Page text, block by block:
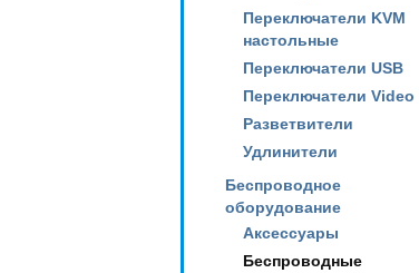
Переключатели KVM
настольные
Переключатели USB
Переключатели Video
Разветвители
Удлинители
Беспроводное
оборудование
Аксессуары
Беспроводные